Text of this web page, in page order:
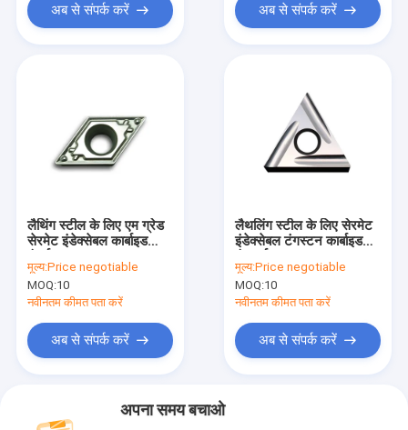
अब से संपर्क करें अब से संपर्क करें
लैथिंग स्टील के लिए एम ग्रेड
सेरमेट इंडेक्सेबल कार्बाइड
मूल्य:Price negotiable
MOQ:10
नवीनतम कीमत पता करें
अब से संपर्क करें
लैथलिंग स्टील के लिए सेरमेट
इंडेक्सेबल टंगस्टन कार्बाइड
मूल्य:Price negotiable
MOQ:10
नवीनतम कीमत पता करें
अब से संपर्क करें
अपना समय बचाओ